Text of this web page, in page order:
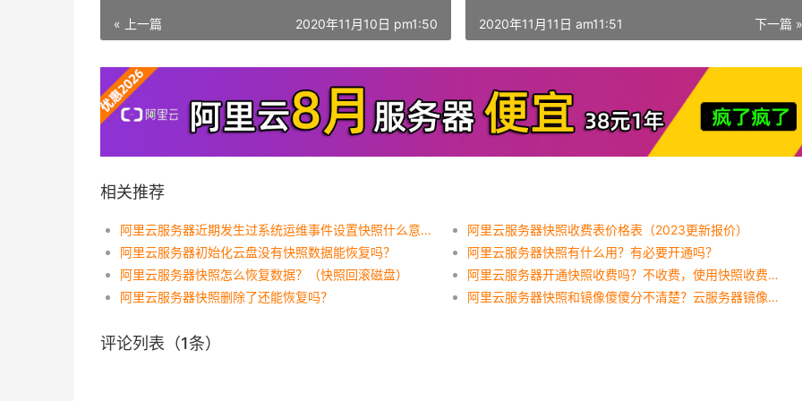
« 上一篇 2020年11月10日 pm1:50 下一篇 »
2020年11月11日 am11:51
相关推荐
阿里云服务器近期发生过系统运维事件设置快照什么意思？
阿里云服务器快照收费表价格表（2023更新报价）
阿里云服务器初始化云盘没有快照数据能恢复吗？
阿里云服务器快照有什么用？有必要开通吗？
阿里云服务器快照怎么恢复数据？（快照回滚磁盘）
阿里云服务器开通快照收费吗？不收费，使用快照收费！
阿里云服务器快照删除了还能恢复吗？
阿里云服务器快照和镜像傻傻分不清楚？云服务器镜像和快照区别
评论列表（1条）